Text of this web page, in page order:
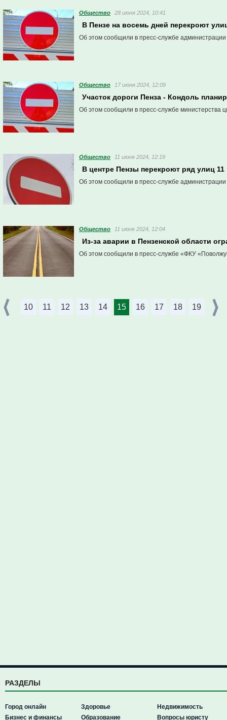
Общество 28 июня 2024, 10:41
В Пензе на восемь дней перекроют
Об этом сообщили в пресс-службе
Общество 17 июня 2024, 12:09
Участок дороги Пенза - Кондоль
Об этом сообщили в пресс-службе министерства
Общество 11 июня 2024, 12:19
В центре Пензы перекроют ряд улиц
Об этом сообщили в пресс-службе
Общество 11 июня 2024, 12:04
Из-за аварии в Пензенской области
Об этом сообщили в пресс-службе «ФКУ
10 11 12 13 14 15 16 17 18 19
РАЗДЕЛЫ
Город онлайн
Бизнес и финансы
Здоровье
Образование
Недвижимость
Вопросы юристу